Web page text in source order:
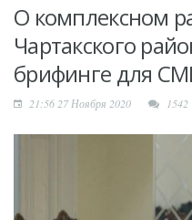
О комплексном
Чартакского
брифинге для
21:56 27 Ноября 2020 1542